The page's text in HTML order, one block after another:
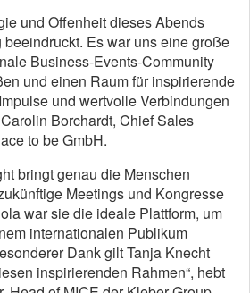
und Offenheit dieses Abends
Es war uns eine große
Business-Events-Community
und einen Raum für inspirierende
und wertvolle Verbindungen
Borchardt, Chief Sales
to be GmbH.
bringt genau die Menschen
Meetings und Kongresse
war sie die ideale Plattform, um
internationalen Publikum
Dank gilt Tanja Knecht
inspirierenden Rahmen“, hebt